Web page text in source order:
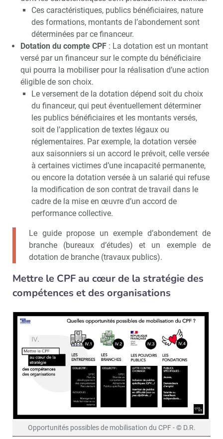
Ces caractéristiques, publics bénéficiaires, nature
des formations, montants de l’abondement sont
déterminées par ce financeur.
Dotation du compte CPF: La dotation est un montant
versé par un financeur sur le compte du bénéficiaire
qui pourra la mobiliser pour la réalisation d’une action
éligible de son choix.
Le versement de la dotation dépend soit du choix
du financeur, qui peut éventuellement déterminer
les publics bénéficiaires et les montants versés,
soit de l’application de textes légaux ou
réglementaires. Par exemple, la dotation versée
aux saisonniers si un accord le prévoit, celle versée
à certaines victimes d’une incapacité permanente,
ou encore la dotation versée à un salarié qui refuse
la modification de son contrat de travail dans le
cadre de la mise en œuvre d’un accord de
performance collective.
Le guide propose un exemple d’abondement de
branche (bureaux d’études) et un exemple de
dotation de branche (travaux publics).
Mettre le CPF au cœur de la stratégie des
compétences et des organisations
Opportunités possibles de mobilisation du CPF - © D.R.
Valider
Non merci, je reçois déjà
Je déciderai plus
tard